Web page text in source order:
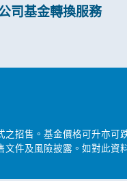
司基金轉換服務
招售。基金價格可升亦可
件及風險披露。如對此資